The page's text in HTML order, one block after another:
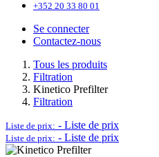
+352 20 33 80 01
Se connecter
Contactez-nous
Tous les produits
Filtration
Kinetico Prefilter
Filtration
Liste de prix: - Liste de prix
Liste de prix: - Liste de prix